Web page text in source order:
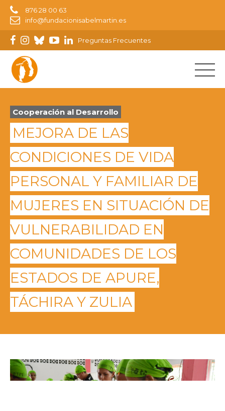
876 28 00 63
info@fundacionisabelmartin.es
Preguntas Frecuentes
Cooperación al Desarrollo
MEJORA DE LAS
CONDICIONES DE VIDA
PERSONAL Y FAMILIAR DE
MUJERES EN SITUACIÓN DE
VULNERABILIDAD EN
COMUNIDADES DE LOS
ESTADOS DE APURE,
TÁCHIRA Y ZULIA